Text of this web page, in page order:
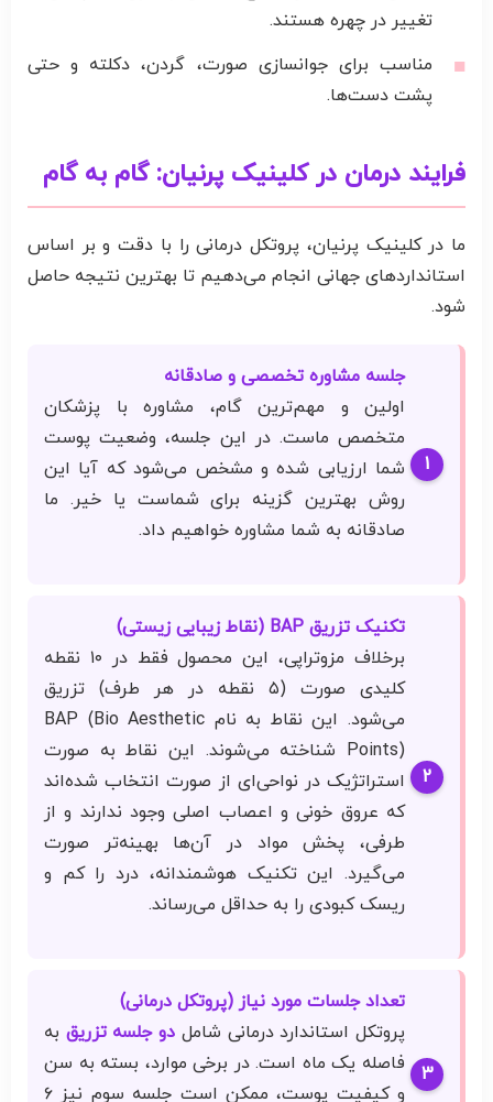
تغییر در چهره هستند.
مناسب برای جوانسازی صورت، گردن، دکلته و حتی
پشت دست‌ها.
فرایند درمان درکلینیک پرنیان: گام به گام
ما در کلینیک پرنیان، پروتکل درمانی را با دقت و بر اساس
استانداردهای جهانی انجام می‌دهیم تا بهترین نتیجه حاصل
شود.
جلسه مشاوره تخصصی و صادقانه
اولین و مهم‌ترین گام، مشاوره با پزشکان
متخصص ماست. در این جلسه، وضعیت پوست
شما ارزیابی شده و مشخص می‌شود که آیا این
روش بهترین گزینه برای شماست یا خیر. ما
صادقانه به شما مشاوره خواهیم داد.
تکنیک تزریق BAP (نقاط زیبایی زیستی)
برخلاف مزوتراپی، این محصول فقط در ۱۰ نقطه
کلیدی صورت (۵ نقطه در هر طرف) تزریق
می‌شود. این نقاط به نام BAP (Bio Aesthetic
Points) شناخته می‌شوند. این نقاط به صورت
استراتژیک در نواحی‌ای از صورت انتخاب شده‌اند
که عروق خونی و اعصاب اصلی وجود ندارند و از
طرفی، پخش مواد در آن‌ها بهینه‌تر صورت
می‌گیرد. این تکنیک هوشمندانه، درد را کم و
ریسک کبودی را به حداقل می‌رساند.
تعداد جلسات مورد نیاز (پروتکل درمانی)
پروتکل استاندارد درمانی شامل دو جلسه تزریق به
فاصله یک ماه است. در برخی موارد، بسته به سن
و کیفیت پوست، ممکن است جلسه سوم نیز ۶